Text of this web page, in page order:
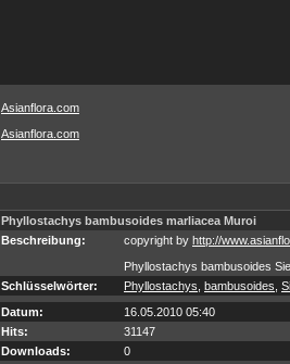
Asianflora.com
Asianflora.com
Phyllostachys bambusoides marliacea Muroi
Beschreibung:
copyright by http://
Phyllostachys bambusoides
Schlüsselwörter:
Phyllostachys bambusoides
Datum:
16.05.2010 05:40
Hits:
31147
Downloads:
0